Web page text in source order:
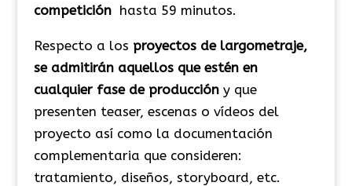
competición hasta 59 minutos.
Respecto a los proyectos de largometraje,
se admitirán aquellos que estén en
cualquier fase de producción y que
presenten teaser, escenas o vídeos del
proyecto así como la documentación
complementaria que consideren:
tratamiento, diseños, storyboard, etc.